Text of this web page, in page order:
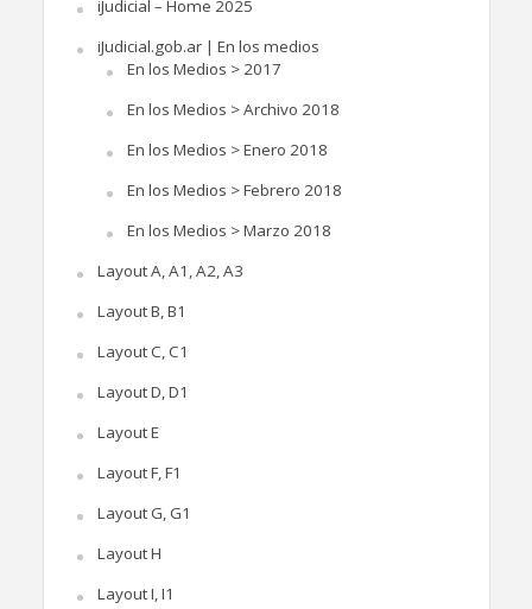
iJudicial – Home 2025
iJudicial.gob.ar | En los medios
En los Medios > 2017
En los Medios > Archivo 2018
En los Medios > Enero 2018
En los Medios > Febrero 2018
En los Medios > Marzo 2018
Layout A, A1, A2, A3
Layout B, B1
Layout C, C1
Layout D, D1
Layout E
Layout F, F1
Layout G, G1
Layout H
Layout I, I1